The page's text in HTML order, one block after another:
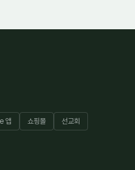
앱 쇼핑몰 선교회